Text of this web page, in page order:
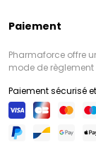
Paiement
Pharmaforce offre
mode de règlement
Paiement sécurisé